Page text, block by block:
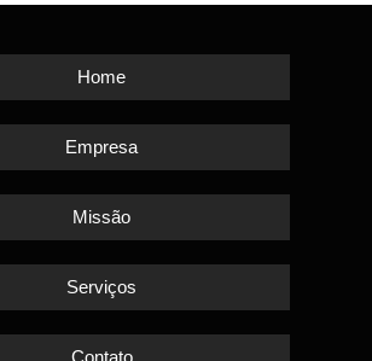
Home
Empresa
Missão
Serviços